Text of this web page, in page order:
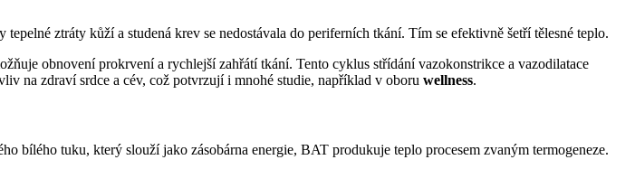
ztráty kůží a studená krev se nedostávala do periferních tkání. Tím se efektivně šetří tělesné teplo.
obnovení prokrvení a rychlejší zahřátí tkání. Tento cyklus střídání vazokonstrikce a vazodilatace
na zdraví srdce a cév, což potvrzují i mnohé studie, například v oboru wellness.
bílého tuku, který slouží jako zásobárna energie, BAT produkuje teplo procesem zvaným termogeneze.